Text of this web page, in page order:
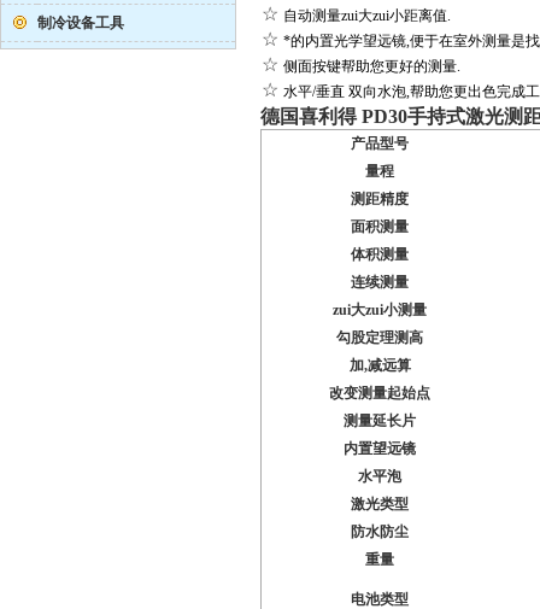
制冷设备工具 ☆ 自动测量zui大zui小距离值.
☆ *的内置光学望远镜,便于在室外测量是
☆ 侧面按键帮助您更好的测量.
☆ 水平/垂直 双向水泡,帮助您更出色完成
德国喜利得PD30手持式激光测
产品型号
量程
测距精度
面积测量
体积测量
连续测量
zui大zui小测量
勾股定理测高
加,减远算
改变测量起始点
测量延长片
内置望远镜
水平泡
激光类型
防水防尘
重量
电池类型